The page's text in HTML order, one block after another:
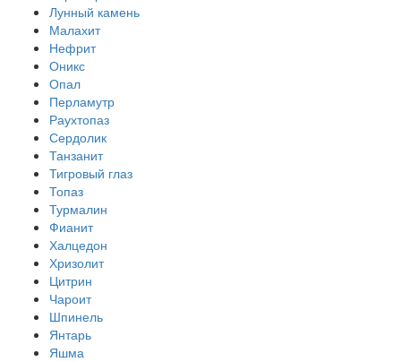
Лунный камень
Малахит
Нефрит
Оникс
Опал
Перламутр
Раухтопаз
Сердолик
Танзанит
Тигровый глаз
Топаз
Турмалин
Фианит
Халцедон
Хризолит
Цитрин
Чароит
Шпинель
Янтарь
Яшма